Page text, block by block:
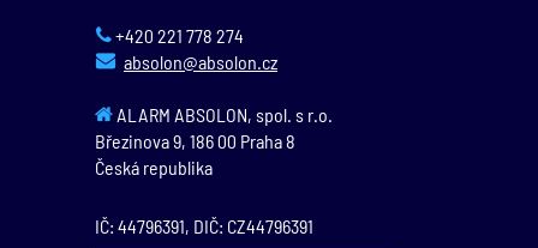
+420 221 778 274
absolon@absolon.cz
ALARM ABSOLON, spol. s r.o.
Březinova 9, 186 00 Praha 8
Česká republika
IČ: 44796391, DIČ: CZ44796391